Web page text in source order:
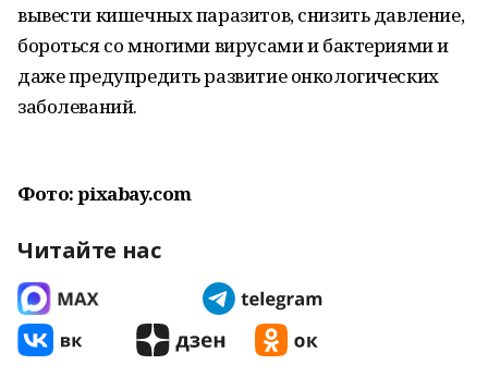
вывести кишечных паразитов, снизить давление,
бороться со многими вирусами и бактериями и
даже предупредить развитие онкологических
заболеваний.
Фото: pixabay.com
Читайте нас